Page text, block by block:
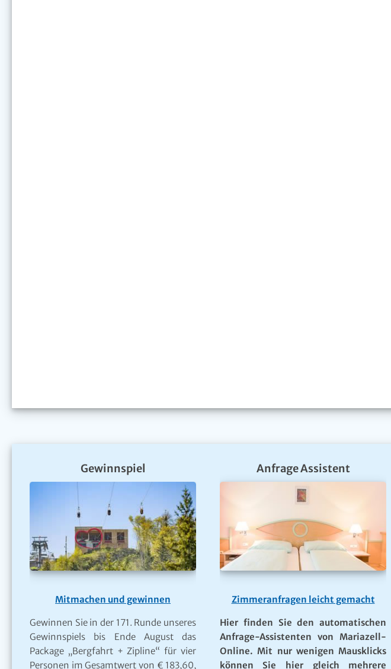
Gewinnspiel
Mitmachen und gewinnen
Gewinnen Sie in der 171. Runde unseres
Gewinnspiels bis Ende August das
Package „Bergfahrt + Zipline“ für vier
Personen im Gesamtwert von € 183,60,
Anfrage Assistent
Zimmeranfragen leicht gemacht
Hier finden Sie den automatischen
Anfrage-Assistenten von Mariazell-
Online. Mit nur wenigen Mausklicks
können Sie hier gleich mehrere